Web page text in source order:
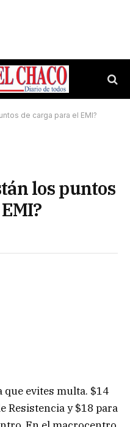
de carga para el EMI?
los puntos
que evites multa. $14
Resistencia y $18 para